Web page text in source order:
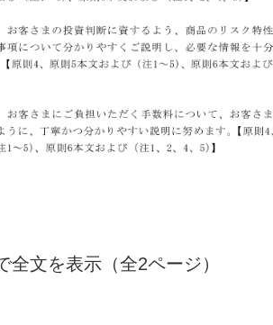
全文を表示（全2ページ）